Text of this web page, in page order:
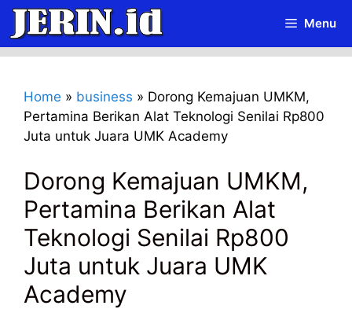
Langsung
isi
Menu
Home » business » Dorong Kemajuan UMKM,
Pertamina Berikan Alat Teknologi Senilai Rp800
Juta untuk Juara UMK Academy
Dorong Kemajuan UMKM,
Pertamina Berikan Alat
Teknologi Senilai Rp800
Juta untuk Juara UMK
Academy